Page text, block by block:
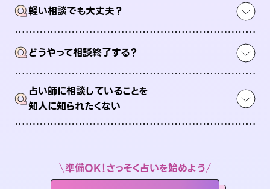
Q軽い相談でも大丈夫？
Qどうやって相談終了する？
Q占い師に相談していることを
知人に知られたくない
準備OK！さっそく占いを始めよう